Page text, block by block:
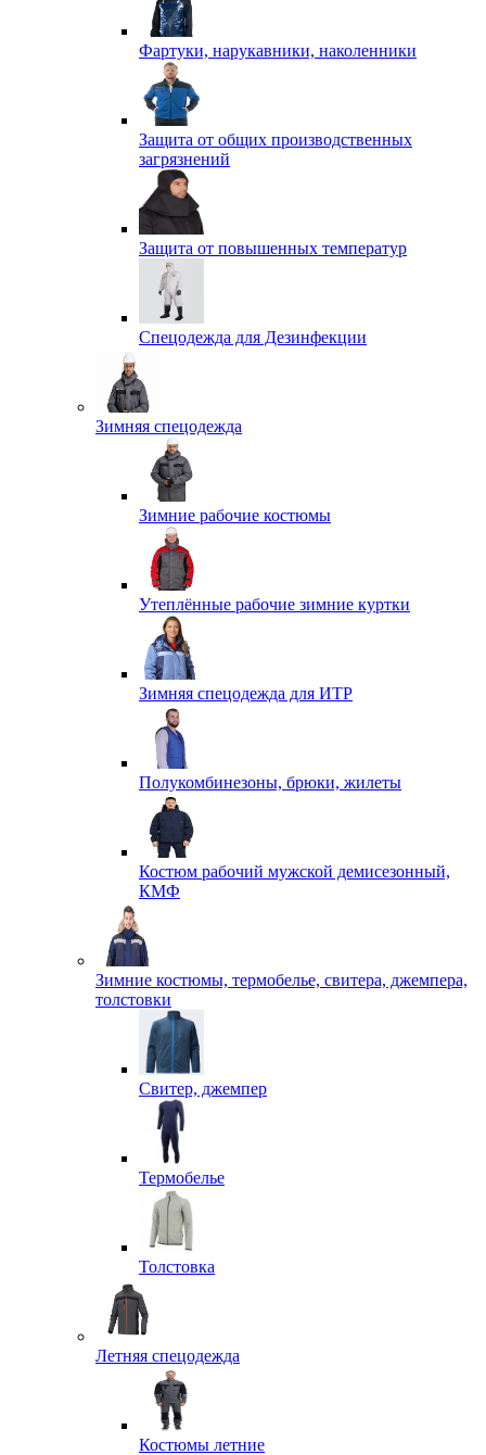
Фартуки, нарукавники, наколенники
Защита от общих производственных
загрязнений
Защита от повышенных температур
Спецодежда для Дезинфекции
Зимняя спецодежда
Зимние рабочие костюмы
Утеплённые рабочие зимние куртки
Зимняя спецодежда для ИТР
Полукомбинезоны, брюки, жилеты
Костюм рабочий мужской демисезонный,
КМФ
Зимние костюмы, термобелье, свитера, джемпера,
толстовки
Свитер, джемпер
Термобелье
Толстовка
Летняя спецодежда
Костюмы летние